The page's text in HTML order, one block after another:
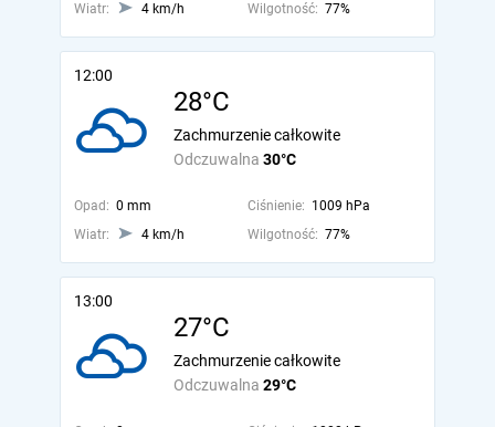
Wiatr:
4 km/h Wilgotność: 77%
12:00
28°C
Odczuwalna 30°C
Zachmurzenie całkowite
Opad: 0 mm Ciśnienie: 1009 hPa
Wiatr:
4 km/h Wilgotność: 77%
13:00
27°C
Odczuwalna 29°C
Zachmurzenie całkowite